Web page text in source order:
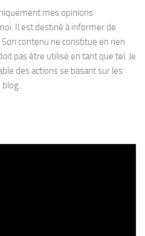
mes opinions
Il est destiné à informer de
contenu ne constitue en rien
pas être utilisé en tant que tel. Je
des actions se basant sur les